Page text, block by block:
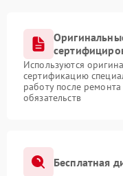
Используются
сертификацию
работу после
обязательств
Бесплатная